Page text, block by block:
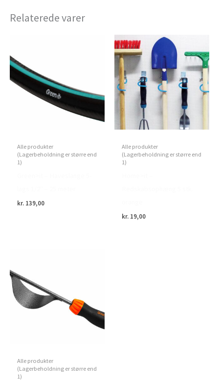
Relaterede varer
Alle produkter
(Lagerbeholdning er større end
1)
kr. 139,00
Alle produkter
(Lagerbeholdning er større end
1)
kr. 19,00
Alle produkter
(Lagerbeholdning er større end
1)